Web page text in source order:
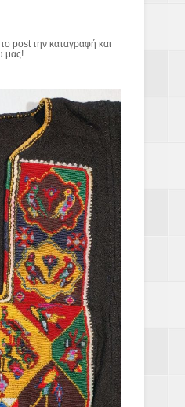
post την καταγραφή και
μας! ...